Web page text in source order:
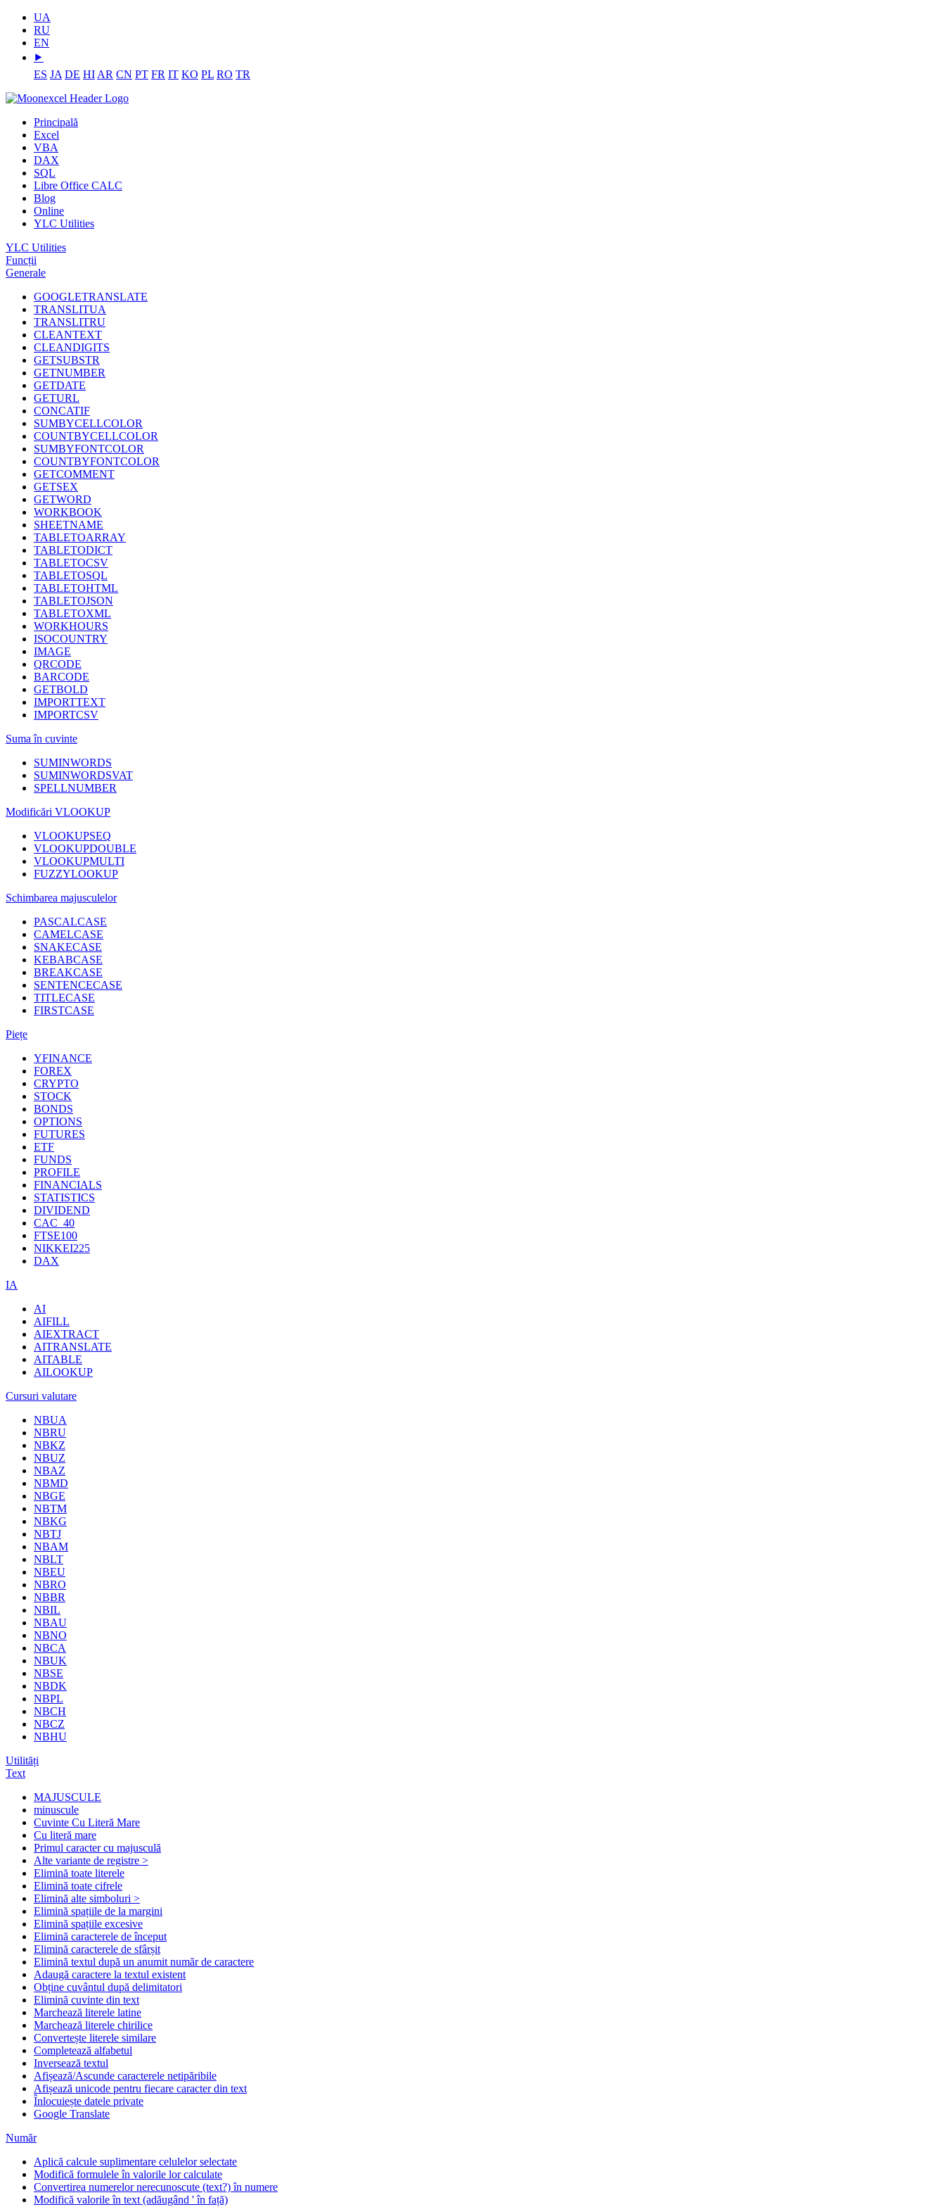
UA
RU
EN
⯈
ES JA DE HI AR CN PT FR IT KO PL RO TR
Principală
Excel
VBA
DAX
SQL
Libre Office CALC
Blog
Online
YLC Utilities
YLC Utilities
Funcții
Generale
GOOGLETRANSLATE
TRANSLITUA
TRANSLITRU
CLEANTEXT
CLEANDIGITS
GETSUBSTR
GETNUMBER
GETDATE
GETURL
CONCATIF
SUMBYCELLCOLOR
COUNTBYCELLCOLOR
SUMBYFONTCOLOR
COUNTBYFONTCOLOR
GETCOMMENT
GETSEX
GETWORD
WORKBOOK
SHEETNAME
TABLETOARRAY
TABLETODICT
TABLETOCSV
TABLETOSQL
TABLETOHTML
TABLETOJSON
TABLETOXML
WORKHOURS
ISOCOUNTRY
IMAGE
QRCODE
BARCODE
GETBOLD
IMPORTTEXT
IMPORTCSV
Suma în cuvinte
SUMINWORDS
SUMINWORDSVAT
SPELLNUMBER
Modificări VLOOKUP
VLOOKUPSEQ
VLOOKUPDOUBLE
VLOOKUPMULTI
FUZZYLOOKUP
Schimbarea majusculelor
PASCALCASE
CAMELCASE
SNAKECASE
KEBABCASE
BREAKCASE
SENTENCECASE
TITLECASE
FIRSTCASE
Piețe
YFINANCE
FOREX
CRYPTO
STOCK
BONDS
OPTIONS
FUTURES
ETF
FUNDS
PROFILE
FINANCIALS
STATISTICS
DIVIDEND
CAC_40
FTSE100
NIKKEI225
DAX
IA
AI
AIFILL
AIEXTRACT
AITRANSLATE
AITABLE
AILOOKUP
Cursuri valutare
NBUA
NBRU
NBKZ
NBUZ
NBAZ
NBMD
NBGE
NBTM
NBKG
NBTJ
NBAM
NBLT
NBEU
NBRO
NBBR
NBIL
NBAU
NBNO
NBCA
NBUK
NBSE
NBDK
NBPL
NBCH
NBCZ
NBHU
Utilități
Text
MAJUSCULE
minuscule
Cuvinte Cu Literă Mare
Cu literă mare
Primul caracter cu majusculă
Alte variante de registre >
Elimină toate literele
Elimină toate cifrele
Elimină alte simboluri >
Elimină spațiile de la margini
Elimină spațiile excesive
Elimină caracterele de început
Elimină caracterele de sfârșit
Elimină textul după un anumit număr de caractere
Adaugă caractere la textul existent
Obține cuvântul după delimitatori
Elimină cuvinte din text
Marchează literele latine
Marchează literele chirilice
Convertește literele similare
Completează alfabetul
Inversează textul
Afișează/Ascunde caracterele netipăribile
Afișează unicode pentru fiecare caracter din text
Înlocuiește datele private
Google Translate
Număr
Aplică calcule suplimentare celulelor selectate
Modifică formulele în valorile lor calculate
Convertirea numerelor nerecunoscute (text?) în numere
Modifică valorile în text (adăugând ' în față)